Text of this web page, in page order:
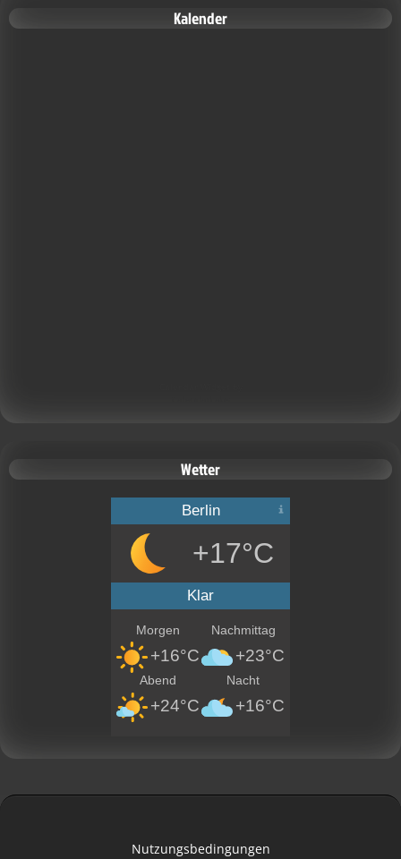
Kalender
Wetter
Berlin
+17°C
Klar
Morgen
+16°C
Nachmittag
+23°C
Abend
+24°C
Nacht
+16°C
Nutzungsbedingungen